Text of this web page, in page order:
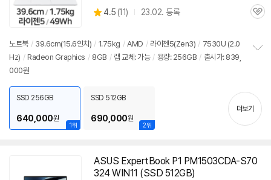
별
4.5 (상
뷰
11) 23.02. 등록
관
노트북 / 39.6cm(15.6인치) / 1.75kg / AMD / 라이젠5(Zen3) / 7530U (2.0
Hz) / Radeon Graphics / 8GB / 램 교체: 가능 / 용량: 256GB / 출시가: 839,
000원
기
1위
SSD 256GB
640,000원
2위
SSD 512GB
690,000원
더보기
ASUS ExpertBook P1 PM1503CDA-S70
324 WIN11 (SSD 512GB)